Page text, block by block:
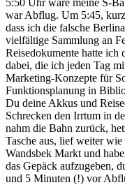
war Abflug. Um 5:45,
dass ich die falsche
vielfältige Sammlung an
Reisedokumente hatte ich
dabei, die ich jeden Tag
Marketing-Konzepte für
Funktionsplanung in
Du deine Akkus und
Schrecken den Irrtum in
nahm die Bahn zurück,
Tasche aus, lief weiter
Wandsbek Markt und
das Gepäck aufzugeben,
und 5 Minuten (!) vor